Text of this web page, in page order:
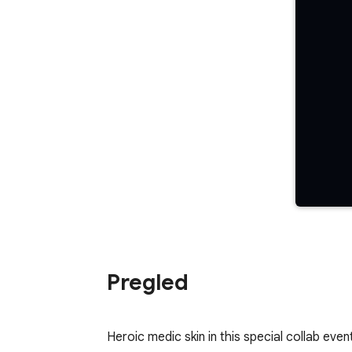
Pregled
Heroic medic skin in this special collab